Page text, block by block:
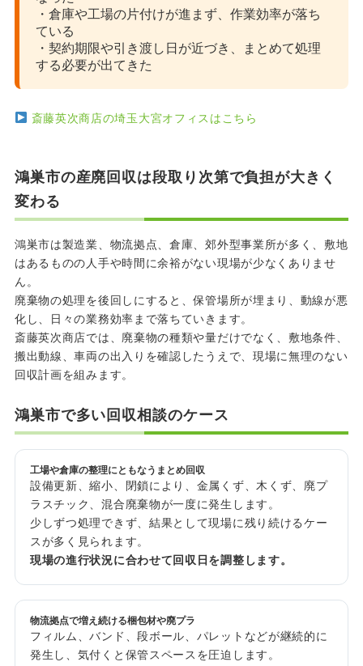
・倉庫や工場の片付けが進まず、作業効率が落ち
ている
・契約期限や引き渡し日が近づき、まとめて処理
する必要が出てきた
斎藤英次商店の埼玉大宮オフィスはこちら
鴻巣市の産廃回収は段取り次第で負担が大きく
変わる
鴻巣市は製造業、物流拠点、倉庫、郊外型事業所が多く、敷地
はあるものの人手や時間に余裕がない現場が少なくありませ
ん。
廃棄物の処理を後回しにすると、保管場所が埋まり、動線が悪
化し、日々の業務効率まで落ちていきます。
斎藤英次商店では、廃棄物の種類や量だけでなく、敷地条件、
搬出動線、車両の出入りを確認したうえで、現場に無理のない
回収計画を組みます。
鴻巣市で多い回収相談のケース
工場や倉庫の整理にともなうまとめ回収
設備更新、縮小、閉鎖により、金属くず、木くず、廃プ
ラスチック、混合廃棄物が一度に発生します。
少しずつ処理できず、結果として現場に残り続けるケー
スが多く見られます。
現場の進行状況に合わせて回収日を調整します。
物流拠点で増え続ける梱包材や廃プラ
フィルム、バンド、段ボール、パレットなどが継続的に
発生し、気付くと保管スペースを圧迫します。